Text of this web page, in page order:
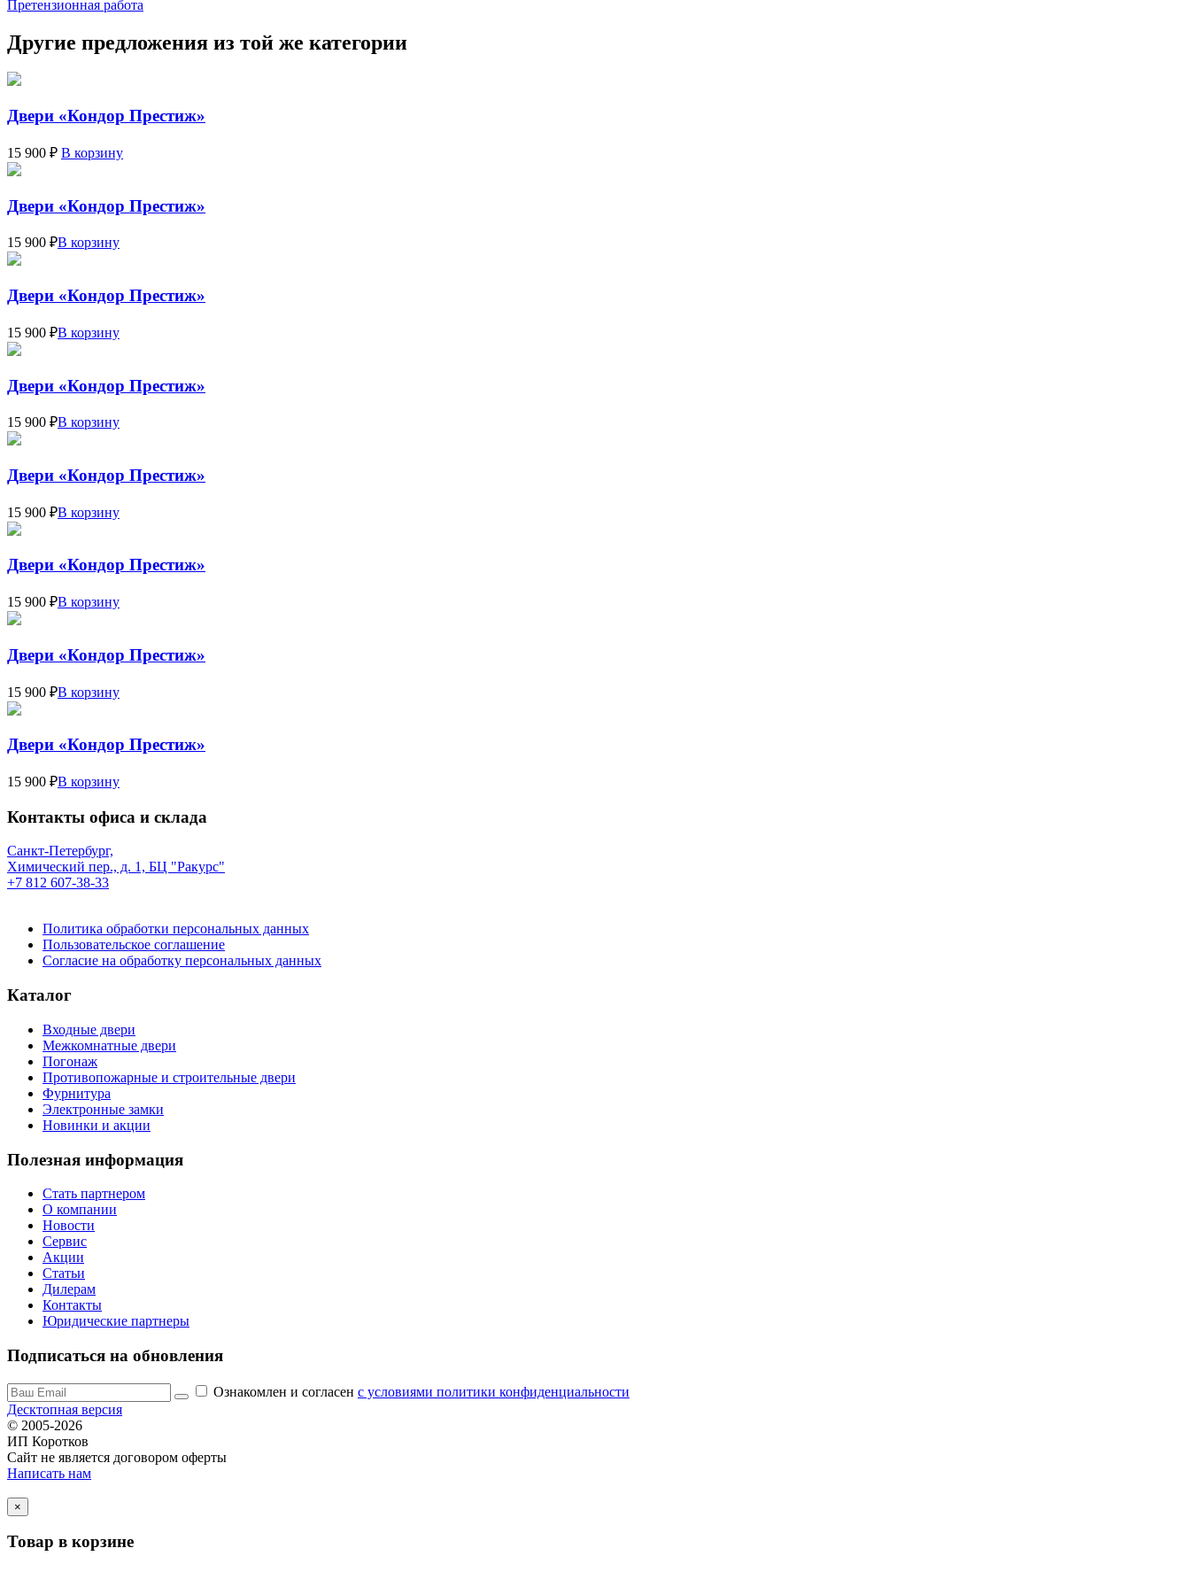
Претензионная работа
Другие предложения из той же категории
Двери «Кондор Престиж»
15 900 ₽ В корзину
Двери «Кондор Престиж»
15 900 ₽В корзину
Двери «Кондор Престиж»
15 900 ₽В корзину
Двери «Кондор Престиж»
15 900 ₽В корзину
Двери «Кондор Престиж»
15 900 ₽В корзину
Двери «Кондор Престиж»
15 900 ₽В корзину
Двери «Кондор Престиж»
15 900 ₽В корзину
Двери «Кондор Престиж»
15 900 ₽В корзину
Контакты офиса и склада
Санкт-Петербург,
Химический пер., д. 1, БЦ "Ракурс"
+7 812 607-38-33
Политика обработки персональных данных
Пользовательское соглашение
Согласие на обработку персональных данных
Каталог
Входные двери
Межкомнатные двери
Погонаж
Противопожарные и строительные двери
Фурнитура
Электронные замки
Новинки и акции
Полезная информация
Стать партнером
О компании
Новости
Сервис
Акции
Статьи
Дилерам
Контакты
Юридические партнеры
Подписаться на обновления
Ознакомлен и согласен c условиями политики конфиденциальности
Десктопная версия
© 2005-2026
ИП Коротков
Сайт не является договором оферты
Написать нам
×
Товар в корзине